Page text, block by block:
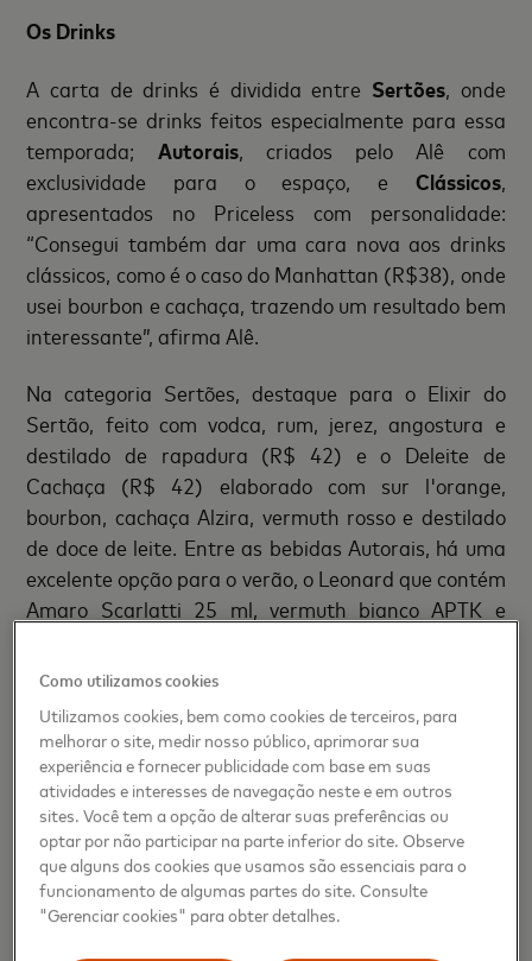
Os Drinks
A carta de drinks é dividida entre Sertões, onde
encontra-se drinks feitos especialmente para essa
temporada; Autorais, criados pelo Alê com
exclusividade para o espaço, e Clássicos,
apresentados no Priceless com personalidade:
“Consegui também dar uma cara nova aos drinks
clássicos, como é o caso do Manhattan (R$38), onde
usei bourbon e cachaça, trazendo um resultado bem
interessante”, afirma Alê.
Na categoria Sertões, destaque para o Elixir do
Sertão, feito com vodca, rum, jerez, angostura e
destilado de rapadura (R$ 42) e o Deleite de
Cachaça (R$ 42) elaborado com sur l'orange,
bourbon, cachaça Alzira, vermuth rosso e destilado
de doce de leite. Entre as bebidas Autorais, há uma
excelente opção para o verão, o Leonard que contém
Amaro Scarlatti 25 ml, vermuth bianco APTK e
levemente amargo. É muito equilibrado e combina
mixologista.
Harmonização além do bar
Além do cardápio de bar, servido nos espaços Abaru
e Botâma, o Priceless conta também com o
restaurante fine dinning Notiê, que oferece duas
Como utilizamos cookies
Utilizamos cookies, bem como cookies de terceiros, para
melhorar o site, medir nosso público, aprimorar sua
experiência e fornecer publicidade com base em suas
atividades e interesses de navegação neste e em outros
sites. Você tem a opção de alterar suas preferências ou
optar por não participar na parte inferior do site. Observe
que alguns dos cookies que usamos são essenciais para o
funcionamento de algumas partes do site. Consulte
"Gerenciar cookies" para obter detalhes.